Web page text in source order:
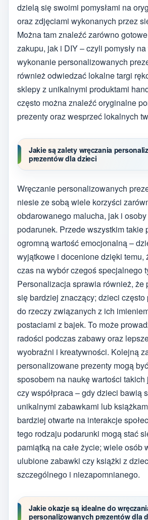
dzielą się swoimi pomysłami na
oraz zdjęciami wykonanych przez
Można tam znaleźć zarówno
zakupu, jak i DIY – czyli pomysły
wykonanie personalizowanych
również odwiedzać lokalne targi
sklepy z unikalnymi produktami
często można znaleźć oryginalne
prezenty oraz wesprzeć lokalnych
Jakie są zalety wręczania
prezentów dla dzieci
Wręczanie personalizowanych
niesie ze sobą wiele korzyści
obdarowanego malucha, jak i
podarunek. Przede wszystkim takie
ogromną wartość emocjonalną –
wyjątkowe i docenione dzięki temu,
czas na wybór czegoś specjalnego
Personalizacja sprawia również, że
się bardziej znaczący; dzieci
do rzeczy związanych z ich
postaciami z bajek. To może
radości podczas zabawy oraz
wyobraźni i kreatywności. Kolejną
personalizowane prezenty mogą
sposobem na naukę wartości
czy współpraca – gdy dzieci bawią
unikalnymi zabawkami lub
bardziej otwarte na interakcje
tego rodzaju podarunki mogą stać
pamiątką na całe życie; wiele osób
ulubione zabawki czy książki z
szczególnego i niezapomnianego.
Jakie okazje są idealne do
personalizowanych prezentów dla